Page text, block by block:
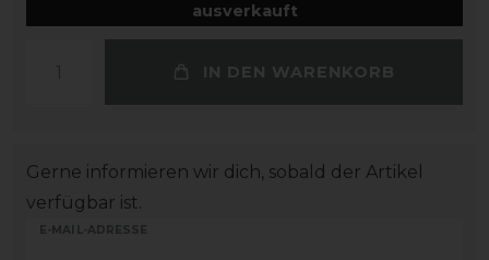
ausverkauft
IN DEN WARENKORB
Gerne informieren wir dich, sobald der Artikel
verfügbar ist.
E-MAIL-ADRESSE